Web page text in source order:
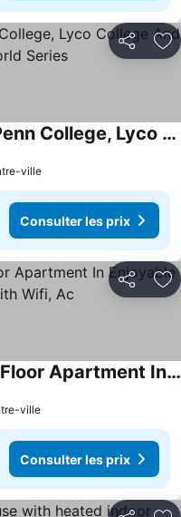
Partager
“brik House”near Upmc, Penn College, Lyco College And Little League World Series
ville
Consulter les prix
Partager
Cozy 2-bedroom Second Floor Apartment In Enjoyable Cogan Station With Wifi, Ac
ville
Consulter les prix